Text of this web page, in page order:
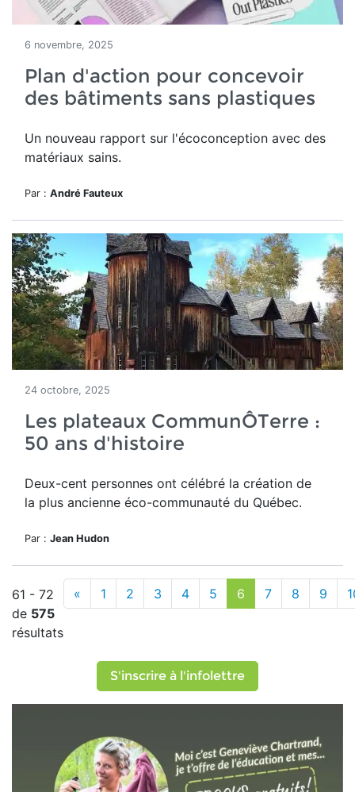
6 novembre, 2025
Plan d'action pour concevoir
des bâtiments sans plastiques
Un nouveau rapport sur l'écoconception avec des
matériaux sains.
Par : André Fauteux
24 octobre, 2025
Les plateaux CommunÔTerre :
50 ans d'histoire
Deux-cent personnes ont célébré la création de
la plus ancienne éco-communauté du Québec.
Par : Jean Hudon
61 - 72
de 575
résultats
« 1 2 3 4 5 6 7 8 9
S'inscrire à l'infolettre